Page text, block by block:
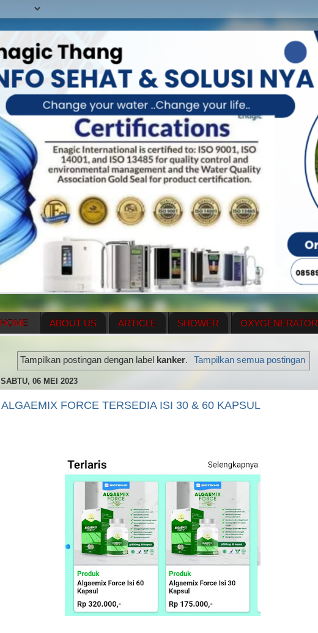
HOME ABOUT US ARTICLE SHOWER OXYGENERATOR
ENAGIC COMPENSATION PLAN MENUS
Tampilkan postingan dengan label kanker. Tampilkan semua postingan
SABTU, 06 MEI 2023
ALGAEMIX FORCE TERSEDIA ISI 30 & 60 KAPSUL